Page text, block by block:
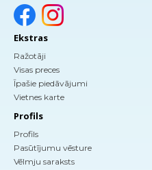
Ekstras
Ražotāji
Visas preces
Īpašie piedāvājumi
Vietnes karte
Profils
Profils
Pasūtījumu vēsture
Vēlmju saraksts